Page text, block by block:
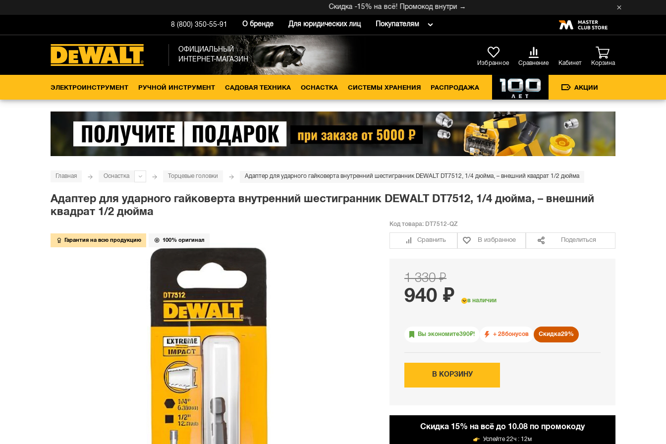
Скидка -15% на всё! Промокод внутри →
8 (800) 350-55-91 О бренде Для юридических лиц Покупателям
ОФИЦИАЛЬНЫЙ
ИНТЕРНЕТ-МАГАЗИН
Избранное Сравнение Кабинет Корзина
ЭЛЕКТРОИНСТРУМЕНТ РУЧНОЙ ИНСТРУМЕНТ САДОВАЯ ТЕХНИКА ОСНАСТКА СИСТЕМЫ ХРАНЕНИЯ РАСПРОДАЖА АКЦИИ
Главная Оснастка Торцевые головки Адаптер для ударного гайковерта внутренний шестигранник DEWALT DT7512, 1/4 дюйма, – внешний квадрат 1/2 дюйма
Адаптер для ударного гайковерта внутренний шестигранник DEWALT DT7512, 1/4 дюйма, – внешний
квадрат 1/2 дюйма
Гарантия на всю продукцию 100% оригинал
Код товара: DT7512-QZ
Сравнить В избранное Поделиться
1 330 ₽
940 ₽ в наличии
Вы экономите390₽! + 28бонусов Скидка29%
В КОРЗИНУ
Cкидка 15% на всё до 10.08 по промокоду
22ч : 12м